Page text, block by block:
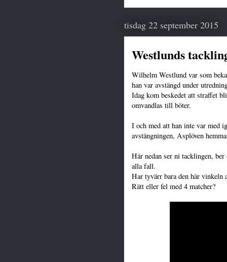
tisdag 22 september 2015
Westlunds
Wilhelm Westlund var som
han var avstängd under
Idag kom beskedet att straffet
omvandlas till böter.
I och med att han inte var med
avstängningen, Asplöven
Här nedan ser ni tacklingen,
alla fall.
Har tyvärr bara den här vinkeln
Rätt eller fel med 4 matcher?